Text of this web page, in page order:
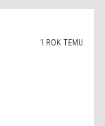
1 ROK TEMU